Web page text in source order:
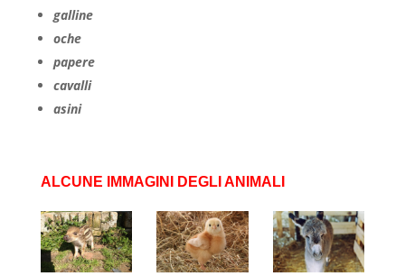
galline
oche
papere
cavalli
asini
ALCUNE IMMAGINI DEGLI ANIMALI